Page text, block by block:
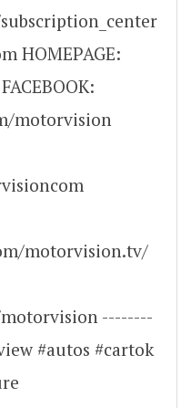
HOMEPAGE:
motorvision
motorvision.tv/
--------
#autos #cartok